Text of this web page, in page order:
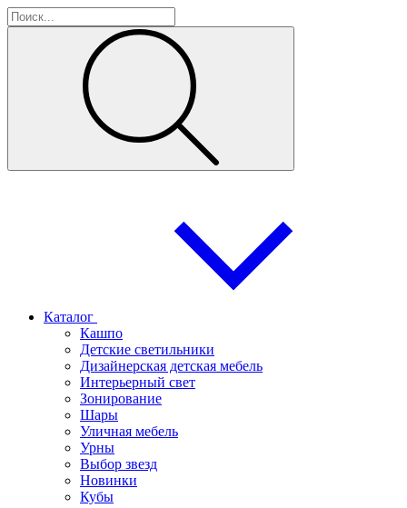
Каталог
Кашпо
Детские светильники
Дизайнерская детская мебель
Интерьерный свет
Зонирование
Шары
Уличная мебель
Урны
Выбор звезд
Новинки
Кубы